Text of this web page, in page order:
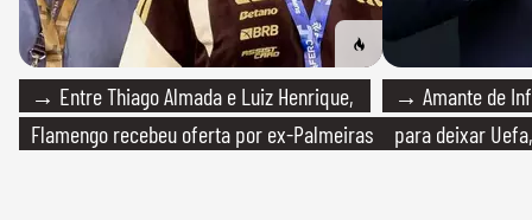
→ Entre Thiago Almada e Luiz Henrique,
Flamengo recebeu oferta por ex-Palmeiras
→ Amante de
para deixar